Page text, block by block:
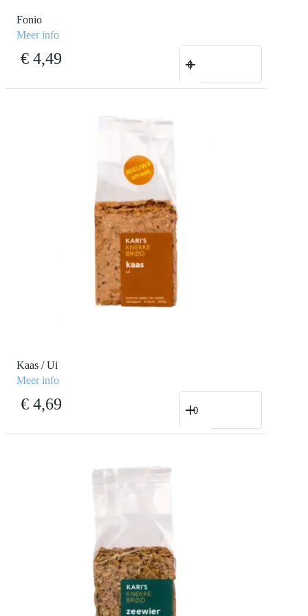
Fonio
Meer info
€4,49
Fonio
aantal
Kaas / Ui
Meer info
€4,69
Kaas
aantal